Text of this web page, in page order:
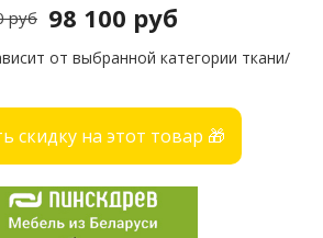
98 100 руб
руб
от выбранной категории ткани/
скидку на этот товар 🎁